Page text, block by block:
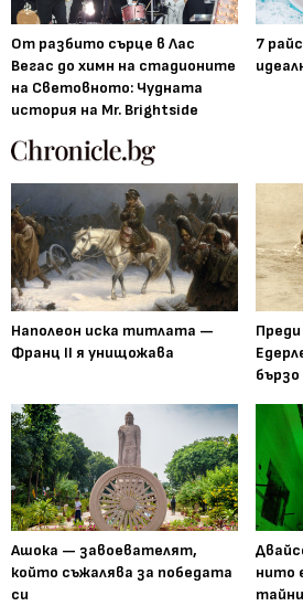
От разбито сърце в Лас
Вегас до химн на стадионите
на Световното: Чудната
история на Mr. Brightside
7
Наполеон иска титлата —
Франц II я унищожава
Ашока — завоевателят,
който съжалява за победата
си
нито